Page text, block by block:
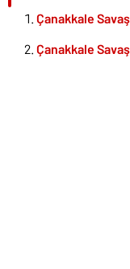
Çanakkale
Çanakkale